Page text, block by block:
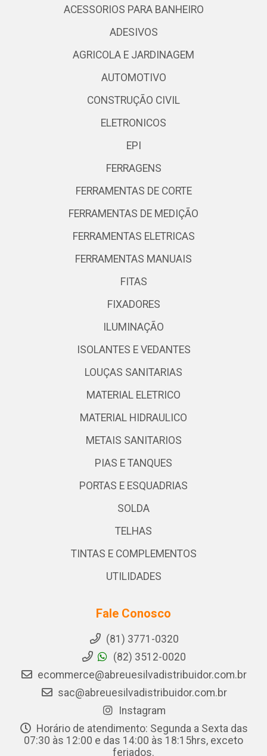
ACESSORIOS PARA BANHEIRO
ADESIVOS
AGRICOLA E JARDINAGEM
AUTOMOTIVO
CONSTRUÇÃO CIVIL
ELETRONICOS
EPI
FERRAGENS
FERRAMENTAS DE CORTE
FERRAMENTAS DE MEDIÇÃO
FERRAMENTAS ELETRICAS
FERRAMENTAS MANUAIS
FITAS
FIXADORES
ILUMINAÇÃO
ISOLANTES E VEDANTES
LOUÇAS SANITARIAS
MATERIAL ELETRICO
MATERIAL HIDRAULICO
METAIS SANITARIOS
PIAS E TANQUES
PORTAS E ESQUADRIAS
SOLDA
TELHAS
TINTAS E COMPLEMENTOS
UTILIDADES
Fale Conosco
(81) 3771-0320
(82) 3512-0020
ecommerce@abreuesilvadistribuidor.com.br
sac@abreuesilvadistribuidor.com.br
Instagram
Horário de atendimento: Segunda a Sexta das
07:30 às 12:00 e das 14:00 às 18:15hrs, exceto
feriados.